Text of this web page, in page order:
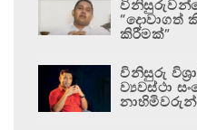
“දොවාගත්
කිරීමක්”
විනිසුරු
ව්‍යවස්ථා